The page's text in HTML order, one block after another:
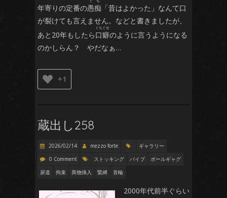
年寄りの定番の愚痴 「昔はよかった」なんて口
が裂けても言えません。などと書きましたが、
あと20年もしたら口癖のように言うようになる
のかしらん？ やだなぁ…
+1
蔵出し258
2026/02/14 mezzo forte
ギャラリー
0 Comment
ストッキング バイブ
ボールギャグ
尿道
拘束 異物挿入 緊縛 首輪
2000年代前半ぐらい